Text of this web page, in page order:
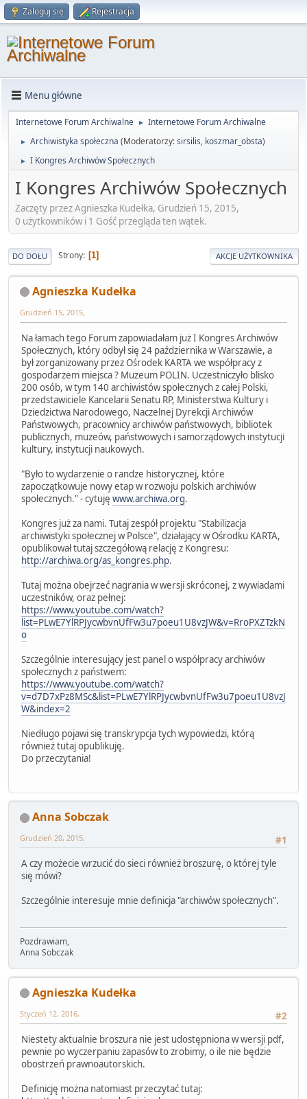
Zaloguj się Rejestracja
Menu główne
Internetowe Forum Archiwalne ► Internetowe Forum Archiwalne
► Archiwistyka społeczna (Moderatorzy:sirsilis, koszmar_obsta)
► I Kongres Archiwów Społecznych
I Kongres Archiwów Społecznych
Zaczęty przez Agnieszka Kudełka, Grudzień 15, 2015,
0 użytkowników i 1 Gość przegląda ten wątek.
DO DOŁU Strony 1 AKCJE UŻYTKOWNIKA
Agnieszka Kudełka
Grudzień 15, 2015,
Na łamach tego Forum zapowiadałam już I Kongres Archiwów
Społecznych, który odbył się 24 października w Warszawie, a
był zorganizowany przez Ośrodek KARTA we współpracy z
gospodarzem miejsca ? Muzeum POLIN. Uczestniczyło blisko
200 osób, w tym 140 archiwistów społecznych z całej Polski,
przedstawiciele Kancelarii Senatu RP, Ministerstwa Kultury i
Dziedzictwa Narodowego, Naczelnej Dyrekcji Archiwów
Państwowych, pracownicy archiwów państwowych, bibliotek
publicznych, muzeów, państwowych i samorządowych instytucji
kultury, instytucji naukowych.
"Było to wydarzenie o randze historycznej, które
zapoczątkowuje nowy etap w rozwoju polskich archiwów
społecznych." - cytuję www.archiwa.org.
Kongres już za nami. Tutaj zespół projektu "Stabilizacja
archiwistyki społecznej w Polsce", działający w Ośrodku KARTA,
opublikował tutaj szczegółową relację z Kongresu:
http://archiwa.org/as_kongres.php.
Tutaj można obejrzeć nagrania w wersji skróconej, z wywiadami
uczestników, oraz pełnej:
https://www.youtube.com/watch?
list=PLwE7YlRPJycwbvnUfFw3u7poeu1U8vzJW&v=RroPXZTzkN
o
Szczególnie interesujący jest panel o współpracy archiwów
społecznych z państwem:
https://www.youtube.com/watch?
v=d7D7xPz8MSc&list=PLwE7YlRPJycwbvnUfFw3u7poeu1U8vzJ
W&index=2
Niedługo pojawi się transkrypcja tych wypowiedzi, którą
również tutaj opublikuję.
Do przeczytania!
Anna Sobczak
#1
Grudzień 20, 2015,
A czy możecie wrzucić do sieci również broszurę, o której tyle
się mówi?
Szczególnie interesuje mnie definicja "archiwów społecznych".
Pozdrawiam,
Anna Sobczak
Agnieszka Kudełka
#2
Styczeń 12, 2016,
Niestety aktualnie broszura nie jest udostępniona w wersji pdf,
pewnie po wyczerpaniu zapasów to zrobimy, o ile nie będzie
obostrzeń prawnoautorskich.
Definicję można natomiast przeczytać tutaj: